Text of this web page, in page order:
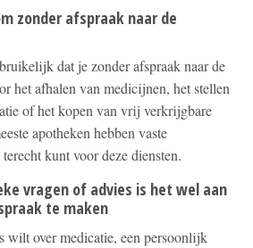
zonder afspraak naar de
dat je zonder afspraak naar de
het afhalen van medicijnen, het stellen
of het kopen van vrij verkrijgbare
apotheken hebben vaste
kunt voor deze diensten.
vragen of advies is het wel aan
te maken
wilt over medicatie, een persoonlijk